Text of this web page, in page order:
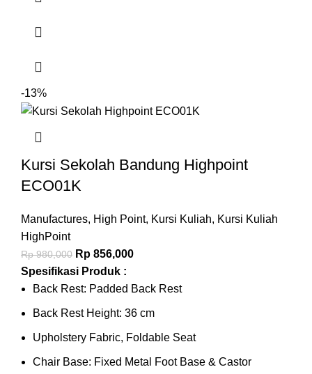
-13%
Kursi Sekolah Bandung Highpoint
ECO01K
Manufactures, High Point, Kursi Kuliah, Kursi Kuliah
HighPoint
Rp980,000 Rp 856,000
Spesifikasi Produk :
Back Rest: Padded Back Rest
Back Rest Height: 36 cm
Upholstery Fabric, Foldable Seat
Chair Base: Fixed Metal Foot Base & Castor